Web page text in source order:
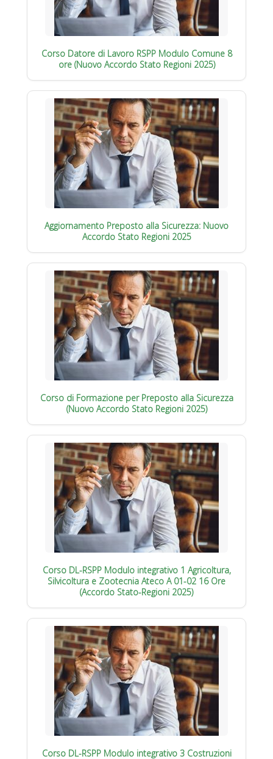
Corso Datore di Lavoro RSPP Modulo Comune 8
ore (Nuovo Accordo Stato Regioni 2025)
Aggiornamento Preposto alla Sicurezza: Nuovo
Accordo Stato Regioni 2025
Corso di Formazione per Preposto alla Sicurezza
(Nuovo Accordo Stato Regioni 2025)
Corso DL-RSPP Modulo integrativo 1 Agricoltura,
Silvicoltura e Zootecnia Ateco A 01-02 16 Ore
(Accordo Stato-Regioni 2025)
Corso DL-RSPP Modulo integrativo 3 Costruzioni